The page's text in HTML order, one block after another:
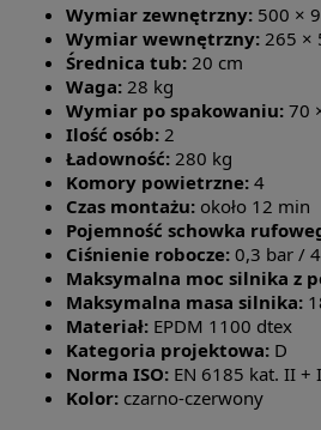
Wymiar zewnętrzny: 500 ×
Wymiar wewnętrzny: 265 ×
Średnica tub: 20 cm
Waga: 28 kg
Wymiar po spakowaniu: 70
Ilość osób: 2
Ładowność: 280 kg
Komory powietrzne: 4
Czas montażu: około 12 min
Pojemność schowka
Ciśnienie robocze: 0,3 bar /
Maksymalna moc silnika z
Maksymalna masa silnika:
Materiał: EPDM 1100 dtex
Kategoria projektowa: D
Norma ISO: EN 6185 kat. II +
Kolor: czarno-czerwony